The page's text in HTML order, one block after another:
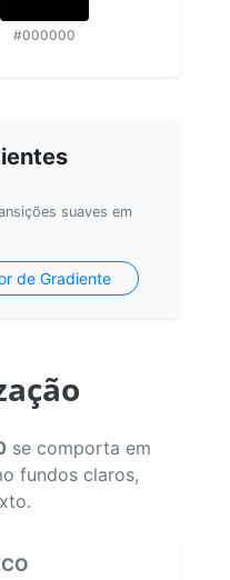
#000000
suaves em
de Gradiente
se comporta em
fundos claros,